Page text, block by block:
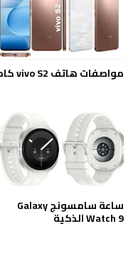
مواصفات هاتف vivo S2 كاملة
ساعة سامسونج Galaxy
Watch 9 الذكية